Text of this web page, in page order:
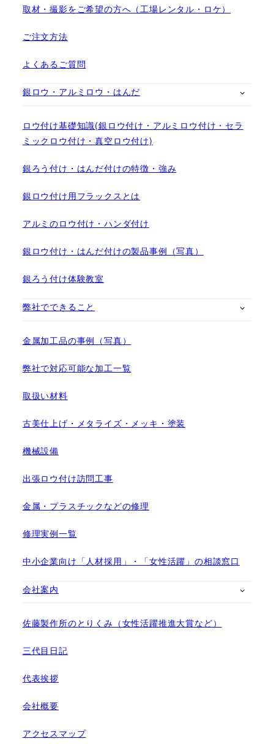
取材・撮影をご希望の方へ（工場レンタル・ロケ）
ご注文方法
よくあるご質問
銀ロウ・アルミロウ・はんだ
ロウ付け基礎知識(銀ロウ付け・アルミロウ付け・セラ
ミックロウ付け・真空ロウ付け)
銀ろう付け・はんだ付けの特徴・強み
銀ロウ付け用フラックスとは
アルミのロウ付け・ハンダ付け
銀ロウ付け・はんだ付けの製品事例（写真）
銀ろう付け体験教室
弊社でできること
金属加工品の事例（写真）
弊社で対応可能な加工一覧
取扱い材料
古美仕上げ・メタライズ・メッキ・塗装
機械設備
出張ロウ付け訪問工事
金属・プラスチックなどの修理
修理実例一覧
中小企業向け「人材採用」・「女性活躍」の相談窓口
会社案内
佐藤製作所のとりくみ（女性活躍推進大賞など）
三代目日記
代表挨拶
会社概要
アクセスマップ